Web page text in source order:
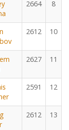
2664 8
2612 10
2627 11
2591 12
2612 13